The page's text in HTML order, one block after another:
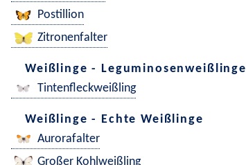
Postillion
Zitronenfalter
Weißlinge - Leguminosenweißlinge
Tintenfleckweißling
Weißlinge - Echte Weißlinge
Aurorafalter
Großer Kohlweißling